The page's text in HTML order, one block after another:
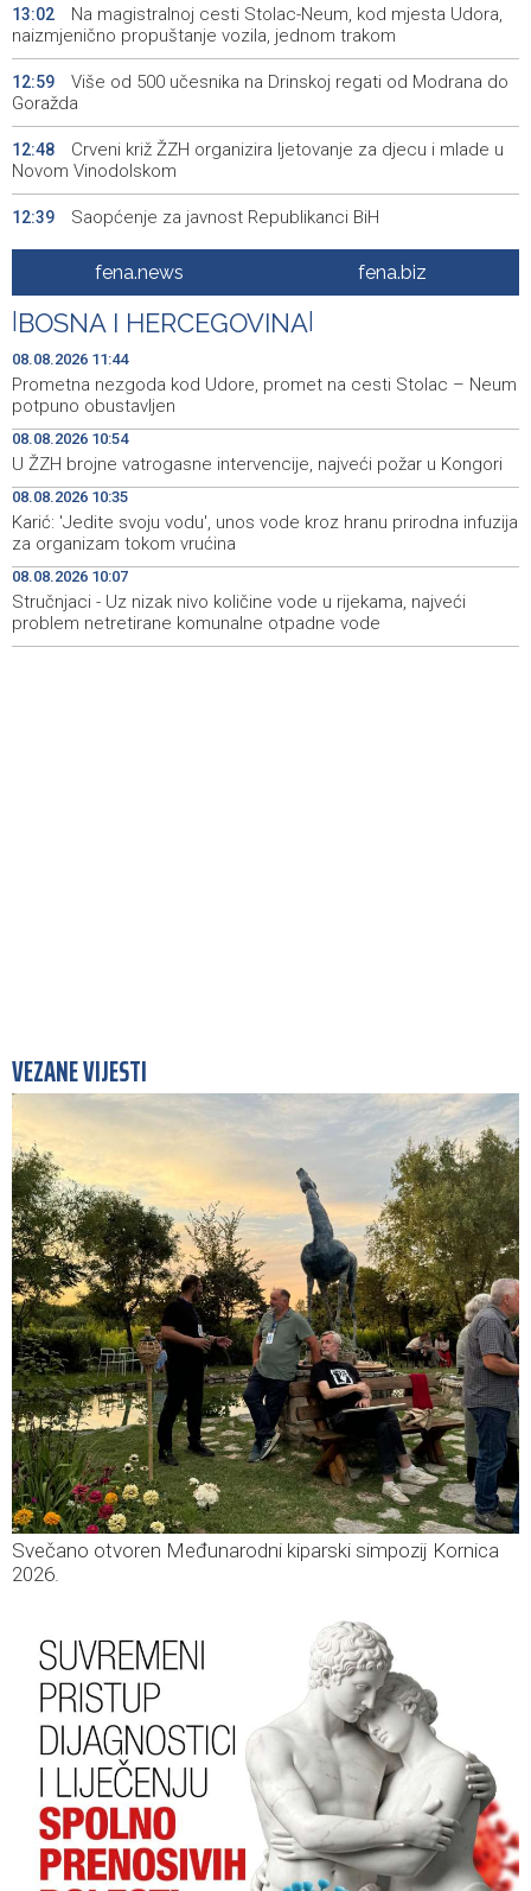
13:02
Na magistralnoj cesti Stolac-Neum, kod mjesta Udora,
naizmjenično propuštanje vozila, jednom trakom
12:59
Više od 500 učesnika na Drinskoj regati od Modrana do
Goražda
12:48
Crveni križ ŽZH organizira ljetovanje za djecu i mlade u
Novom Vinodolskom
12:39 Saopćenje za javnost Republikanci BiH
OIC pozdravio potpisivanje odbrambenog sporazuma
Turske, Saudijske Arabije i Pakistana
12:04 Zatvoren Festival prijateljstva u Goraždu
11:52
Hrvatska: Sudar teretnog i putničkog vlaka kod Svetog
Ivana Žabnog, ima ozlijeđenih
11:44
Prometna nezgoda kod Udore, promet na cesti Stolac
– Neum potpuno obustavljen
11:27
'ELVIS, moj komšija' najbolji muzički dokumentarni film na
City film festu u Niškoj Banji
11:16
Zračna luka Split rekordna u Hrvatskoj sa 770 tisuća
putnika u srpnju
fena.news fena.biz
BOSNA I HERCEGOVINA
08.08.2026 11:44
Prometna nezgoda kod Udore, promet na cesti Stolac – Neum
potpuno obustavljen
08.08.2026 10:54
U ŽZH brojne vatrogasne intervencije, najveći požar u Kongori
08.08.2026 10:35
Karić: 'Jedite svoju vodu', unos vode kroz hranu prirodna infuzija
za organizam tokom vrućina
08.08.2026 10:07
Stručnjaci - Uz nizak nivo količine vode u rijekama, najveći
problem netretirane komunalne otpadne vode
VEZANE VIJESTI
Svečano otvoren Međunarodni kiparski simpozij Kornica
2026.